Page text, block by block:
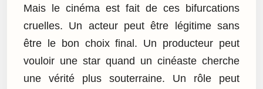
Mais le cinéma est fait de ces bifurcations
cruelles. Un acteur peut être légitime sans
être le bon choix final. Un producteur peut
vouloir une star quand un cinéaste cherche
une vérité plus souterraine. Un rôle peut